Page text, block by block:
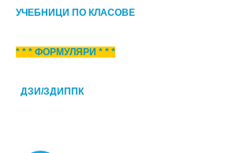
УЧЕБНИЦИ ПО КЛАСОВЕ
* * * ФОРМУЛЯРИ * * *
ДЗИ/ЗДИППК